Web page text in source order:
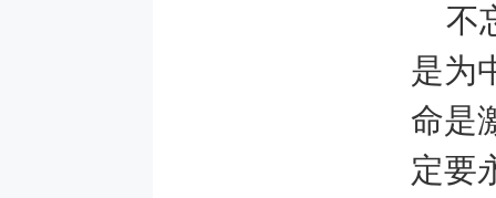
不
是为
命是
定要